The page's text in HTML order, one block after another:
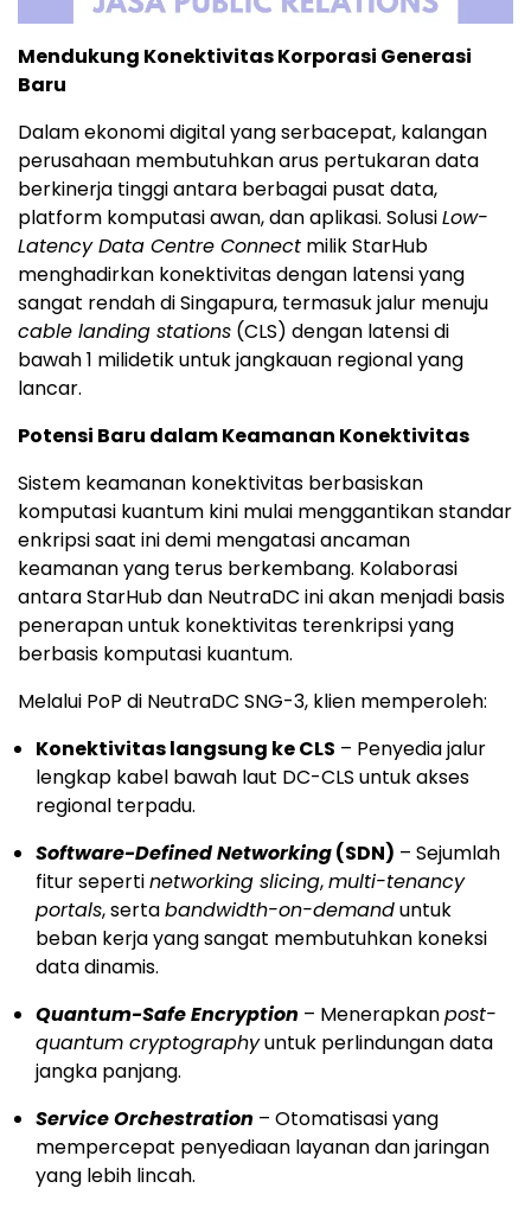
Mendukung Konektivitas Korporasi Generasi
Baru
Dalam ekonomi digital yang serbacepat, kalangan
perusahaan membutuhkan arus pertukaran data
berkinerja tinggi antara berbagai pusat data,
platform komputasi awan, dan aplikasi. SolusiLow-
Latency Data Centre Connect milik StarHub
menghadirkan konektivitas dengan latensi yang
sangat rendah di Singapura, termasuk jalur menuju
cable landing stations (CLS) dengan latensi di
bawah 1 milidetik untuk jangkauan regional yang
lancar.
Potensi Baru dalam Keamanan Konektivitas
Sistem keamanan konektivitas berbasiskan
komputasi kuantum kini mulai menggantikan standar
enkripsi saat ini demi mengatasi ancaman
keamanan yang terus berkembang. Kolaborasi
antara StarHub dan NeutraDC ini akan menjadi basis
penerapan untuk konektivitas terenkripsi yang
berbasis komputasi kuantum.
Melalui PoP di NeutraDC SNG-3, klien memperoleh:
Konektivitas langsung ke CLS – Penyedia jalur
lengkap kabel bawah laut DC-CLS untuk akses
regional terpadu.
Software-Defined Networking(SDN) – Sejumlah
fitur sepertinetworking slicing,multi-tenancy
portals, sertabandwidth-on-demanduntuk
beban kerja yang sangat membutuhkan koneksi
data dinamis.
Quantum-Safe Encryption – Menerapkanpost-
quantum cryptographyuntuk perlindungan data
jangka panjang.
Service Orchestration – Otomatisasi yang
mempercepat penyediaan layanan dan jaringan
yang lebih lincah.